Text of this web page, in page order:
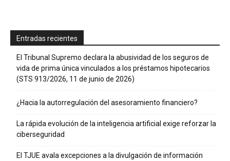
Entradas recientes
El Tribunal Supremo declara la abusividad de los seguros de
vida de prima única vinculados a los préstamos hipotecarios
(STS 913/2026, 11 de junio de 2026)
¿Hacia la autorregulación del asesoramiento financiero?
La rápida evolución de la inteligencia artificial exige reforzar la
ciberseguridad
El TJUE avala excepciones a la divulgación de información